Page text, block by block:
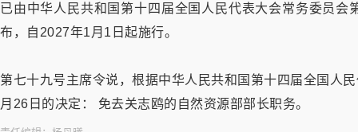
已由中华人民共和国第十四届全国人民代表大会常务委员
布，自2027年1月1日起施行。
第七十九号主席令说，根据中华人民共和国第十四届全国人
月26日的决定： 免去关志鸥的自然资源部部长职务。